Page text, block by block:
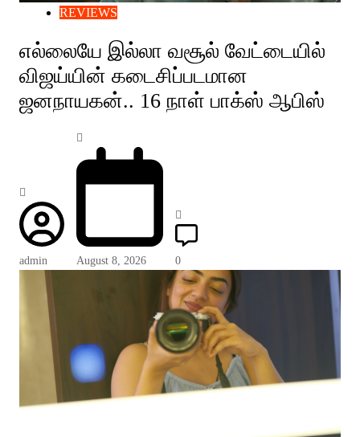
REVIEWS
எல்லையே இல்லா வசூல் வேட்டையில்
விஜய்யின் கடைசிப்படமான
ஜனநாயகன்.. 16 நாள் பாக்ஸ் ஆபிஸ்
admin August 8, 2026 0